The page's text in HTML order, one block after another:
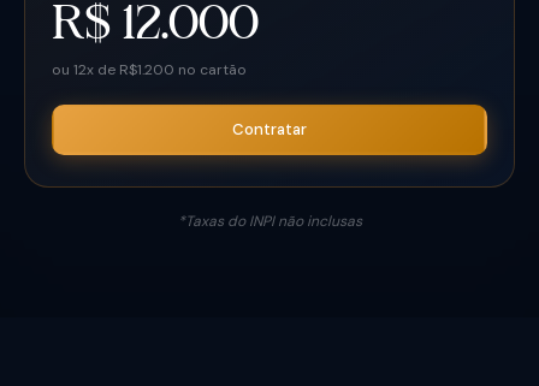
R$ 12.000
ou 12x de R$1.200 no cartão
Contratar
*Taxas do INPI não inclusas